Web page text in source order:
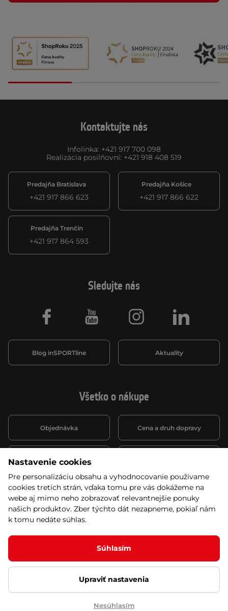
Kontaktujte nás
Infolinka: +421 917 700 098
Realizácia posilňovní: +421 918 408 519
Predajňa Bratislava
+421 917 866 623
Predajňa Košice
+421 917 866 622
Predajňa Trenčín
+421 917 864 593
Všetko o nákupe
Objednávka Cena a druh dopravy
Spôsob platby
Montáž a servis Reklamácie a záruka
Kariéra
Sledujte nás
Blog inSPORTline Aktuality
Facebook Youtube Instagram LinkedIn
© 2026 Stores inSPORTline SK, s.r.o. Všetky práva vyhradené
Ochrana osobných údajov Nastavenie cookies
Nastavenie cookies
Pre personalizáciu obsahu a vyhodnocovanie používame
cookies tretích strán, vďaka tomu pre vás dokážeme na
webe aj mimo neho zobrazovať relevantnejšie ponuky
našich produktov. Zber týchto dát nezapneme, pokiaľ nám
k tomu nedáte súhlas.
Súhlasím
Upraviť nastavenia
Nesúhlasím